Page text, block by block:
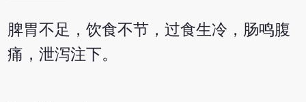
脾胃不足，饮食不节，过食生冷，肠鸣腹
痛，泄泻注下。